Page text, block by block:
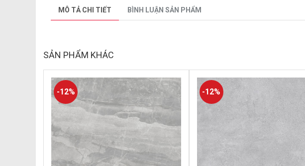
MÔ TẢ CHI TIẾT BÌNH LUẬN SẢN PHẨM
SẢN PHẨM KHÁC
-12% -12%